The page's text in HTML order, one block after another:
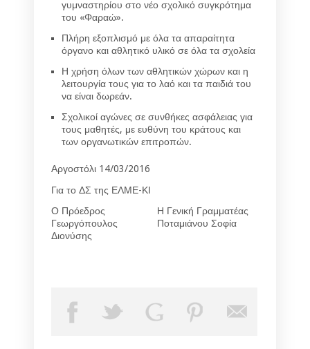
γυμναστηρίου στο νέο σχολικό συγκρότημα
του «Φαραώ».
Πλήρη εξοπλισμό με όλα τα απαραίτητα
όργανο και αθλητικό υλικό σε όλα τα σχολεία
Η χρήση όλων των αθλητικών χώρων και η
λειτουργία τους για το λαό και τα παιδιά του
να είναι δωρεάν.
Σχολικοί αγώνες σε συνθήκες ασφάλειας για
τους μαθητές, με ευθύνη του κράτους και
των οργανωτικών επιτροπών.
Αργοστόλι 14/03/2016
Για το ΔΣ της ΕΛΜΕ-ΚΙ
Ο Πρόεδρος
Η Γενική Γραμματέας
Γεωργόπουλος
Διονύσης
Ποταμιάνου Σοφία